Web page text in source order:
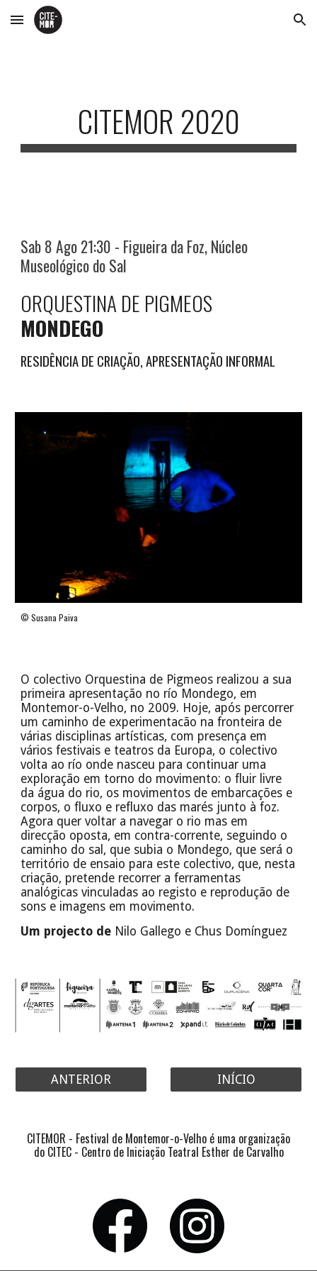
Skip to main content Skip to navigation
CITEMOR 2020
Sab 8 Ago 21:30 - Figueira da Foz, Núcleo
Museológico do Sal
ORQUESTINA DE PIGMEOS
MONDEGO
RESIDÊNCIA DE CRIAÇÃO, APRESENTAÇÃO INFORMAL
© Susana Paiva
O colectivo Orquestina de Pigmeos realizou a sua
primeira apresentação no río Mondego, em
Montemor-o-Velho, no 2009. Hoje, após percorrer
um caminho de experimentacão na fronteira de
várias disciplinas artísticas, com presença em
vários festivais e teatros da Europa, o colectivo
volta ao río onde nasceu para continuar uma
exploração em torno do movimento: o fluir livre
da água do rio, os movimentos de embarcações e
corpos, o fluxo e refluxo das marés junto à foz.
Agora quer voltar a navegar o rio mas em
direcção oposta, em contra-corrente, seguindo o
caminho do sal, que subia o Mondego, que será o
território de ensaio para este colectivo, que, nesta
criação, pretende recorrer a ferramentas
analógicas vinculadas ao registo e reprodução de
sons e imagens em movimento.
Um projecto de Nilo Gallego e Chus Domínguez
ANTERIOR INÍCIO
CITEMOR - Festival de Montemor-o-Velho é uma organização
do CITEC - Centro de Iniciação Teatral Esther de Carvalho